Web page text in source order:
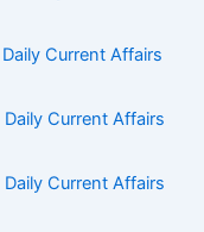
Current Affairs
Current Affairs
Current Affairs